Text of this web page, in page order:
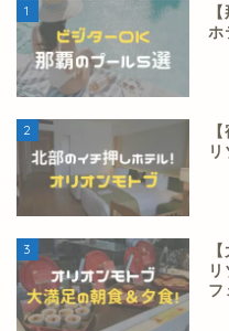
1
ホ
2
3
フ